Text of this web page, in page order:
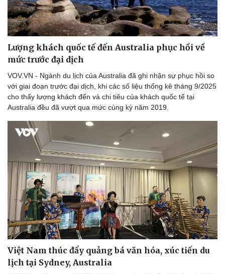
Lượng khách quốc tế đến Australia phục hồi về
mức trước đại dịch
VOV.VN - Ngành du lịch của Australia đã ghi nhận sự phục hồi so
với giai đoạn trước đại dịch, khi các số liệu thống kê tháng 9/2025
cho thấy lượng khách đến và chi tiêu của khách quốc tế tại
Australia đều đã vượt qua mức cùng kỳ năm 2019.
Việt Nam thúc đẩy quảng bá văn hóa, xúc tiến du
lịch tại Sydney, Australia